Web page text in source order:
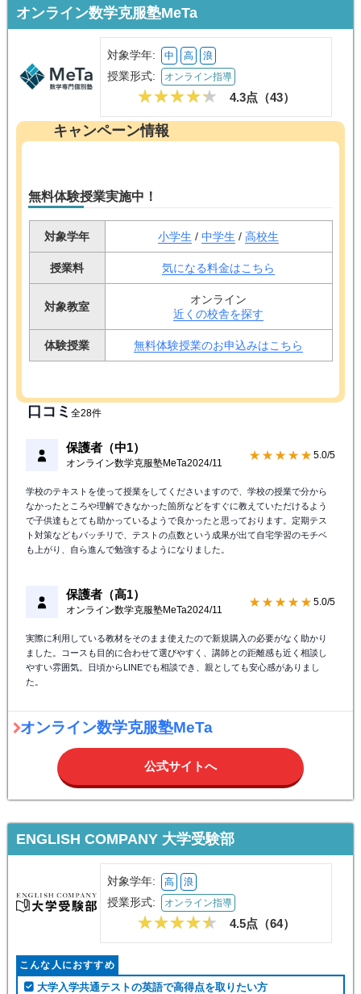
オンライン数学克服塾MeTa
対象学年: 中 高 浪
授業形式: オンライン指導
4.3点（43）
キャンペーン情報
無料体験授業実施中！
対象学年 小学生 / 中学生 / 高校生
授業料 気になる料金はこちら
対象教室
オンライン
近くの校舎を探す
体験授業 無料体験授業のお申込みはこちら
口コミ 全28件
保護者（中1）
オンライン数学克服塾MeTa2024/11
★★★★★ 5.0/5
学校のテキストを使って授業をしてくださいますので、学校の授業で分から
なかったところや理解できなかった箇所などをすぐに教えていただけるよう
で子供達もとても助かっているようで良かったと思っております。定期テス
ト対策などもバッチリで、テストの点数という成果が出て自宅学習のモチベ
も上がり、自ら進んで勉強するようになりました。
保護者（高1）
オンライン数学克服塾MeTa2024/11
★★★★★ 5.0/5
実際に利用している教材をそのまま使えたので新規購入の必要がなく助かり
ました。コースも目的に合わせて選びやすく、講師との距離感も近く相談し
やすい雰囲気。日頃からLINEでも相談でき、親としても安心感がありまし
た。
オンライン数学克服塾MeTa
公式サイトへ
ENGLISH COMPANY 大学受験部
対象学年: 高 浪
授業形式: オンライン指導
4.5点（64）
こんな人におすすめ
大学入学共通テストの英語で高得点を取りたい方